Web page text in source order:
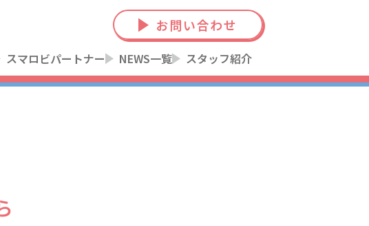
お問い合わせ
スマロビパートナー NEWS一覧 スタッフ紹介